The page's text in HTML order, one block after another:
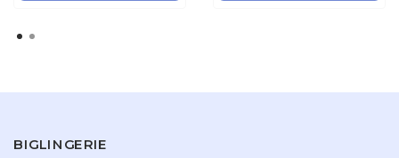
BIGLINGERIE